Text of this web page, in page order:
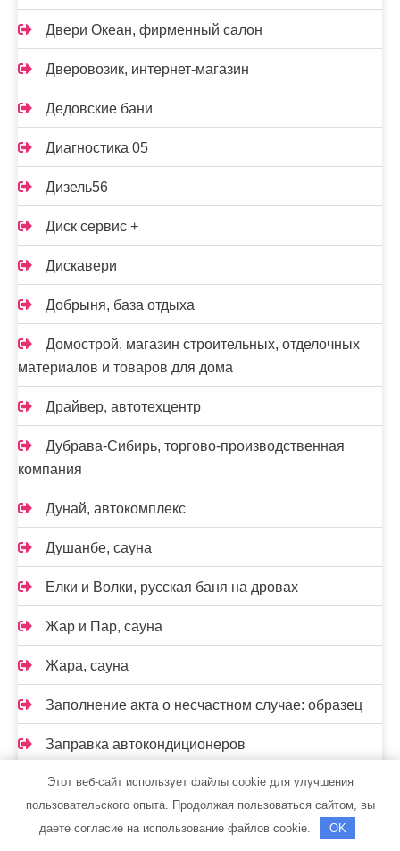
Двери Океан, фирменный салон
Дверовозик, интернет-магазин
Дедовские бани
Диагностика 05
Дизель56
Диск сервис +
Дискавери
Добрыня, база отдыха
Домострой, магазин строительных, отделочных
материалов и товаров для дома
Драйвер, автотехцентр
Дубрава-Сибирь, торгово-производственная
компания
Дунай, автокомплекс
Душанбе, сауна
Елки и Волки, русская баня на дровах
Жар и Пар, сауна
Жара, сауна
Заполнение акта о несчастном случае: образец
Заправка автокондиционеров
Зеленый остров, парк отдыха
Золотая миля, оздоровительный комплекс
Этот веб-сайт использует файлы cookie для улучшения
пользовательского опыта. Продолжая пользоваться сайтом, вы
даете согласие на использование файлов cookie.
OK